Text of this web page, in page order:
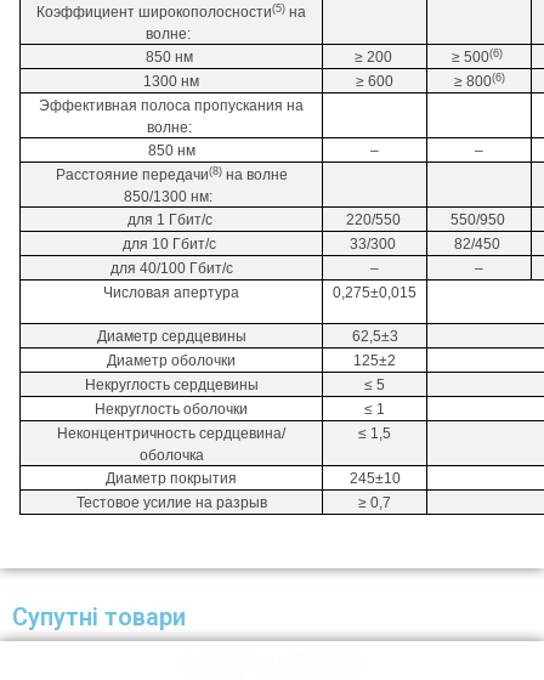
Коэффициент широкополосности(5) на
волне:
850 нм
≥ 200 ≥ 500(6)
1300 нм ≥ 600 ≥ 800(6)
Эффективная полоса пропускания на
волне:
850 нм
–
–
Расстояние передачи(8)на волне
850/1300 нм:
для 1 Гбит/с
220/550
550/950
для 10 Гбит/с
33/300
82/450
для 40/100 Гбит/с
–
–
Числовая апертура
0,275±0,015
Диаметр сердцевины
62,5±3
Диаметр оболочки
125±2
Некруглость сердцевины
≤ 5
Некруглость оболочки
≤ 1
Неконцентричность сердцевина/
оболочка
≤ 1,5
Диаметр покрытия
245±10
Тестовое усилие на разрыв
≥ 0,7
Супутні товари